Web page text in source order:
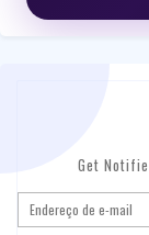
Get